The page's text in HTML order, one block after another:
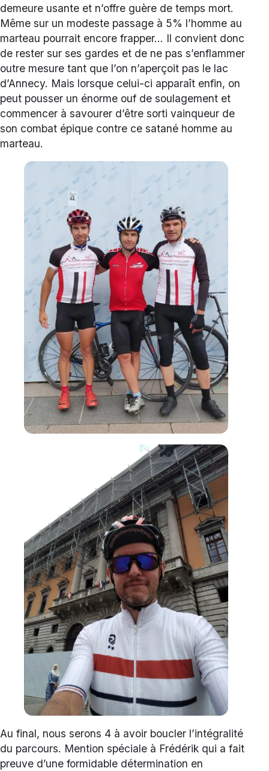
demeure usante et n’offre guère de temps mort.
Même sur un modeste passage à 5% l’homme au
marteau pourrait encore frapper… Il convient donc
de rester sur ses gardes et de ne pas s’enflammer
outre mesure tant que l’on n’aperçoit pas le lac
d’Annecy. Mais lorsque celui-ci apparaît enfin, on
peut pousser un énorme ouf de soulagement et
commencer à savourer d’être sorti vainqueur de
son combat épique contre ce satané homme au
marteau.
Au final, nous serons 4 à avoir boucler l’intégralité
du parcours. Mention spéciale à Frédérik qui a fait
preuve d’une formidable détermination en